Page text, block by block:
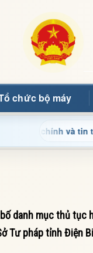
chức bộ máy
và tin tức địa
danh mục thủ
Tư pháp tỉnh Điện